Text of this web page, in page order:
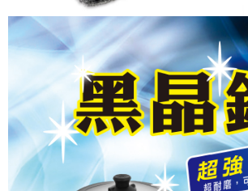
４．使用「AFTEE先享後付」時，將依據個別帳號
時審查核予不同之上限額度；若仍有額度不足之情形
請求用戶進行身份認證。
５．嚴禁一人註冊多個帳號或使用他人資訊註冊。若
恩沛科技股份有限公司將有權停止該用戶之使用額度